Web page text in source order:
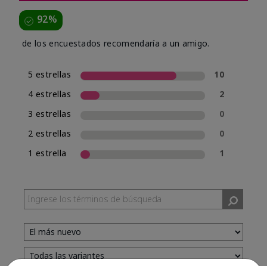
92%
de los encuestados recomendaría a un amigo.
5 estrellas
10
4 estrellas
2
3 estrellas
0
2 estrellas
0
1 estrella
1